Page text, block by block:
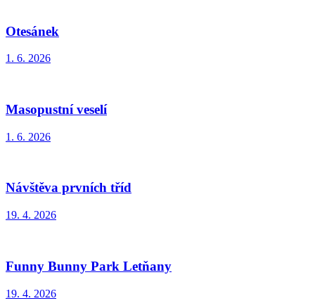
Otesánek
1. 6. 2026
Masopustní veselí
1. 6. 2026
Návštěva prvních tříd
19. 4. 2026
Funny Bunny Park Letňany
19. 4. 2026